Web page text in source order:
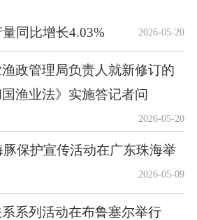
同比增长4.03% 2026-05-20
政管理局负责人就新修订的
国渔业法》实施答记者问
2026-05-20
豚保护宣传活动在广东珠海举
2026-05-09
系列活动在布鲁塞尔举行